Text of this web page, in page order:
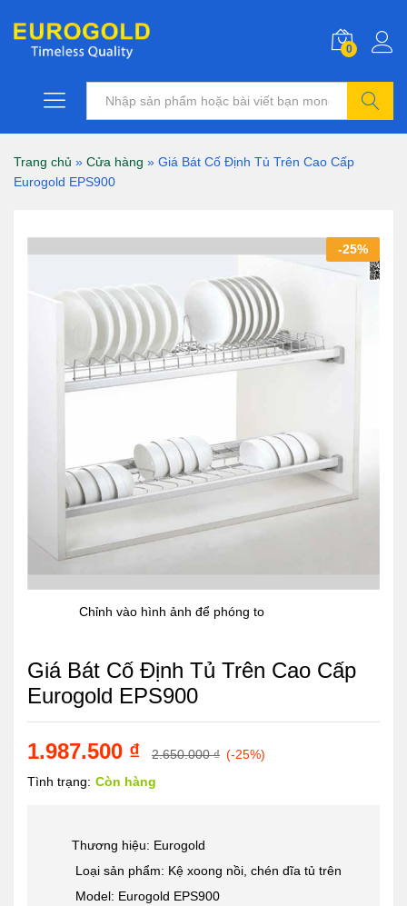
0
Trang chủ » Cửa hàng » Giá Bát Cố Định Tủ Trên Cao Cấp
Eurogold EPS900
-25%
Chỉnh vào hình ảnh để phóng to
Giá Bát Cố Định Tủ Trên Cao Cấp
Eurogold EPS900
1.987.500 ₫ 2.650.000₫ (-25%)
Tình trạng: Còn hàng
Thương hiệu: Eurogold
Loại sản phẩm: Kệ xoong nồi, chén dĩa tủ trên
Model: Eurogold EPS900